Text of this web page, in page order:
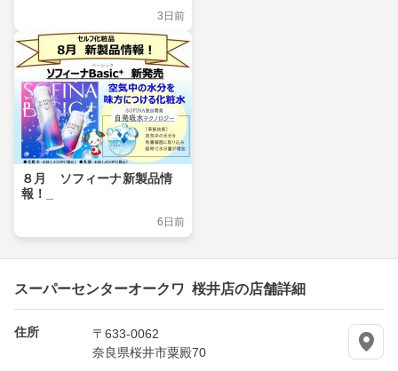
3日前
８月 ソフィーナ新製品情
報！_
6日前
スーパーセンターオークワ 桜井店の店舗詳細
住所
〒633-0062
奈良県桜井市粟殿70